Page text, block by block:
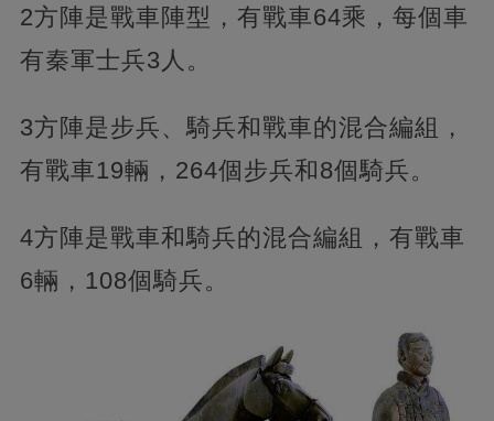
2方陣是戰車陣型，有戰車64乘，每個車
有秦軍士兵3人。
3方陣是步兵、騎兵和戰車的混合編組，
有戰車19輛，264個步兵和8個騎兵。
4方陣是戰車和騎兵的混合編組，有戰車
6輛，108個騎兵。